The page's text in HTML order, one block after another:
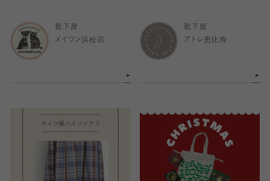
靴下屋
メイワン浜松店
靴下屋
アトレ恵比寿